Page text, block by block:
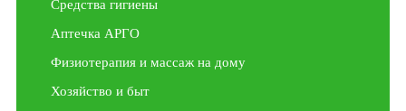
Средства гигиены
Аптечка АРГО
Физиотерапия и массаж на дому
Хозяйство и быт